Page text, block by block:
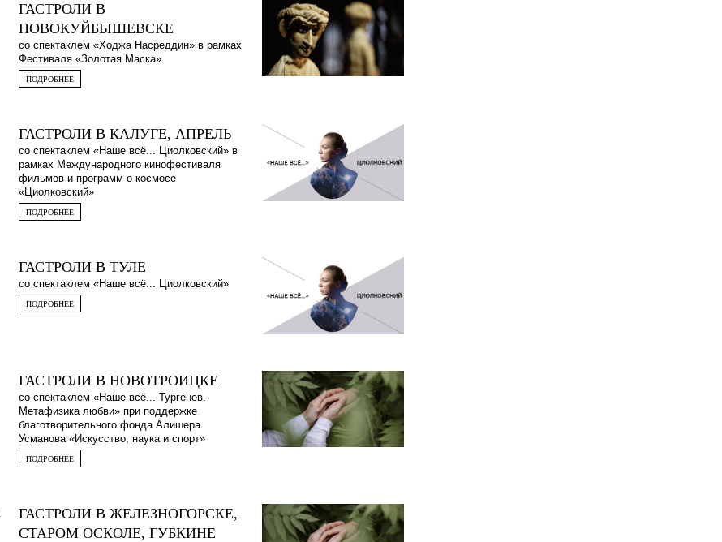
ГАСТРОЛИ В
НОВОКУЙБЫШЕВСКЕ
со спектаклем «Ходжа Насреддин» в рамках
Фестиваля «Золотая Маска»
ПОДРОБНЕЕ
ГАСТРОЛИ В КАЛУГЕ, АПРЕЛЬ
со спектаклем «Наше всё... Циолковский» в
рамках Международного кинофестиваля
фильмов и программ о космосе
«Циолковский»
ПОДРОБНЕЕ
ГАСТРОЛИ В ТУЛЕ
со спектаклем «Наше всё... Циолковский»
ПОДРОБНЕЕ
ГАСТРОЛИ В НОВОТРОИЦКЕ
со спектаклем «Наше всё... Тургенев.
Метафизика любви» при поддержке
благотворительного фонда Алишера
Усманова «Искусство, наука и спорт»
ПОДРОБНЕЕ
ГАСТРОЛИ В ЖЕЛЕЗНОГОРСКЕ,
СТАРОМ ОСКОЛЕ, ГУБКИНЕ